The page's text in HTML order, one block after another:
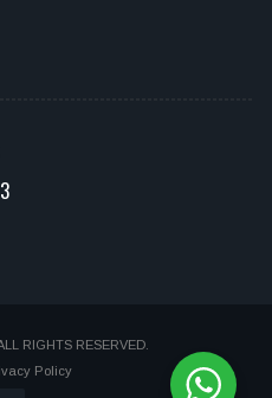
RIGHTS RESERVED.
Policy